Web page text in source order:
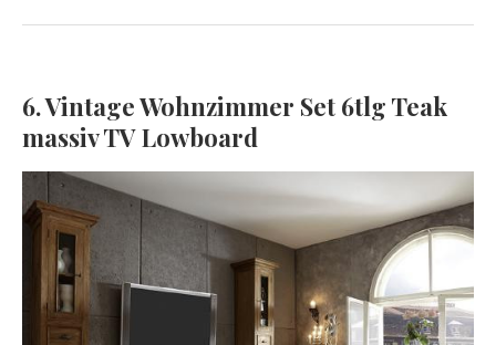
6. Vintage Wohnzimmer Set 6tlg Teak
massiv TV Lowboard